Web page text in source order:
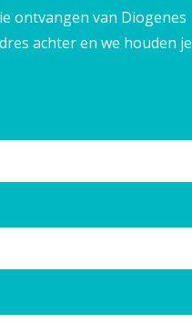
ontvangen van Diogenes
achter en we houden je